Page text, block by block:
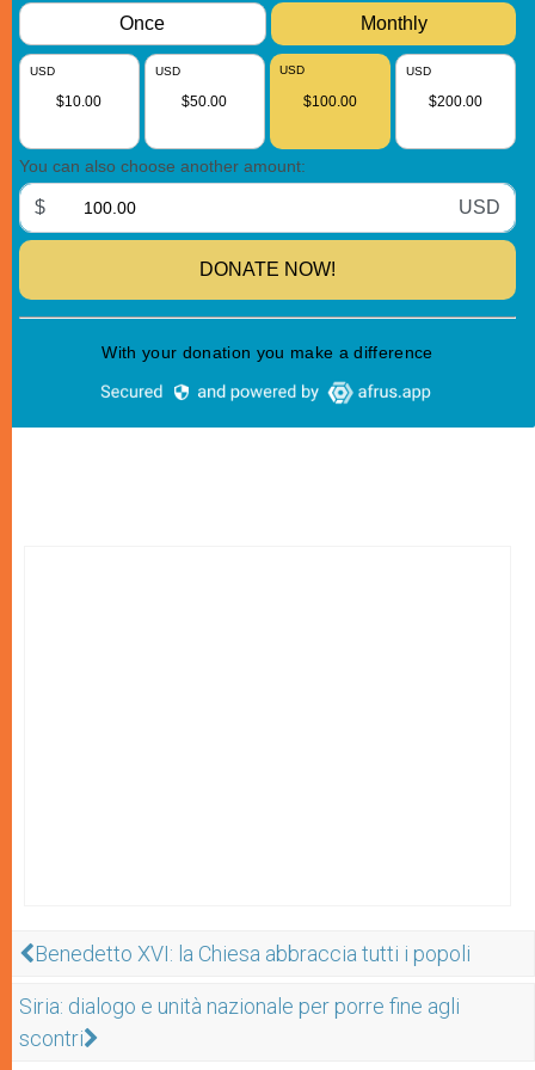
Benedetto XVI: la Chiesa abbraccia tutti i popoli
Siria: dialogo e unità nazionale per porre fine agli
scontri